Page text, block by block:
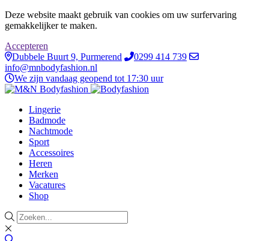
Deze website maakt gebruik van cookies om uw surfervaring
gemakkelijker te maken.
Accepteren
Dubbele Buurt 9, Purmerend
0299 414 739
info@mnbodyfashion.nl
We zijn vandaag geopend tot 17:30 uur
Lingerie
Badmode
Nachtmode
Sport
Accessoires
Heren
Merken
Vacatures
Shop